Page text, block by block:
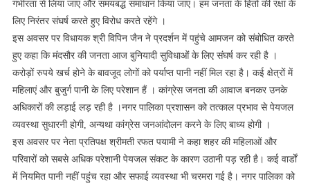
गंभीरता से लिया जाए और समयबद्ध समाधान किया जाए। हम जनता के हितों की रक्षा के
लिए निरंतर संघर्ष करते हुए विरोध करते रहेंगे ।
इस अवसर पर विधायक श्री विपिन जैन ने प्रदर्शन में पहुंचे आमजन को संबोधित करते
हुए कहा कि मंदसौर की जनता आज बुनियादी सुविधाओं के लिए संघर्ष कर रही है ।
करोड़ों रुपये खर्च होने के बावजूद लोगों को पर्याप्त पानी नहीं मिल रहा है। कई क्षेत्रों में
महिलाएं और बुजुर्ग पानी के लिए परेशान हैं । कांग्रेस जनता की आवाज बनकर उनके
अधिकारों की लड़ाई लड़ रही है ।नगर पालिका प्रशासन को तत्काल प्रभाव से पेयजल
व्यवस्था सुधारनी होगी, अन्यथा कांग्रेस जनआंदोलन करने के लिए बाध्य होगी ।
इस अवसर पर नेता प्रतिपक्ष श्रीमती रफत पयामी ने कहा शहर की महिलाओं और
परिवारों को सबसे अधिक परेशानी पेयजल संकट के कारण उठानी पड़ रही है। कई वार्डों
में नियमित पानी नहीं पहुंच रहा और सफाई व्यवस्था भी चरमरा गई है। नगर पालिका को